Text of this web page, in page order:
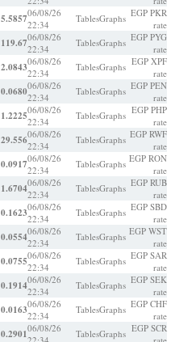
5.585706/08/26
22:34
TablesGraphs EGP PKR
rate
119.6706/08/26
22:34
TablesGraphs EGP PYG
rate
2.084306/08/26
22:34
TablesGraphs EGP XPF
rate
0.068006/08/26
22:34
TablesGraphs EGP PEN
rate
1.222506/08/26
22:34
TablesGraphs EGP PHP
rate
29.55606/08/26
22:34
TablesGraphs EGP RWF
rate
0.091706/08/26
22:34
TablesGraphs EGP RON
rate
1.670406/08/26
22:34
TablesGraphs EGP RUB
rate
0.162306/08/26
22:34
TablesGraphs EGP SBD
rate
0.055406/08/26
22:34
TablesGraphs EGP WST
rate
0.075506/08/26
22:34
TablesGraphs EGP SAR
rate
0.191406/08/26
22:34
TablesGraphs EGP SEK
rate
0.016306/08/26
22:34
TablesGraphs EGP CHF
rate
0.290106/08/26
TablesGraphs EGP SCR